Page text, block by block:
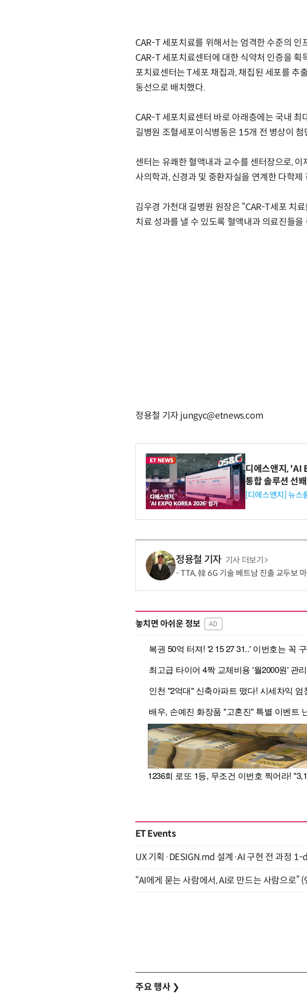
CAR-T 세포치료를 위해서는 엄격한 수준의
CAR-T 세포치료센터에 대한 식약처 인증을 획
포치료센터는 T세포 채집과, 채집된 세포를 추
동선으로 배치했다.
CAR-T 세포치료센터 바로 아래층에는 국내
길병원 조혈세포이식병동은 15개 전 병상이
센터는 유쾌한 혈액내과 교수를 센터장으로,
사의학과, 신경과 및 중환자실을 연계한 다학제
김우경 가천대 길병원 원장은 “CAR-T세포 치
치료 성과를 낼 수 있도록 혈액내과 의료진들
정용철 기자 jungyc@etnews.com
디에스앤지, 'AI
통합 솔루션 선
[디에스앤지] 뉴스
정용철 기자 기사 더보기
TTA, 韓 6G 기술 베트남 진출 교두보
놓치면 아쉬운 정보 AD
ET Events
UX 기획·DESIGN.md 설계·AI 구현 전 과정
“AI에게 묻는 사람에서, AI로 만드는 사람으로”
주요 행사 ❯